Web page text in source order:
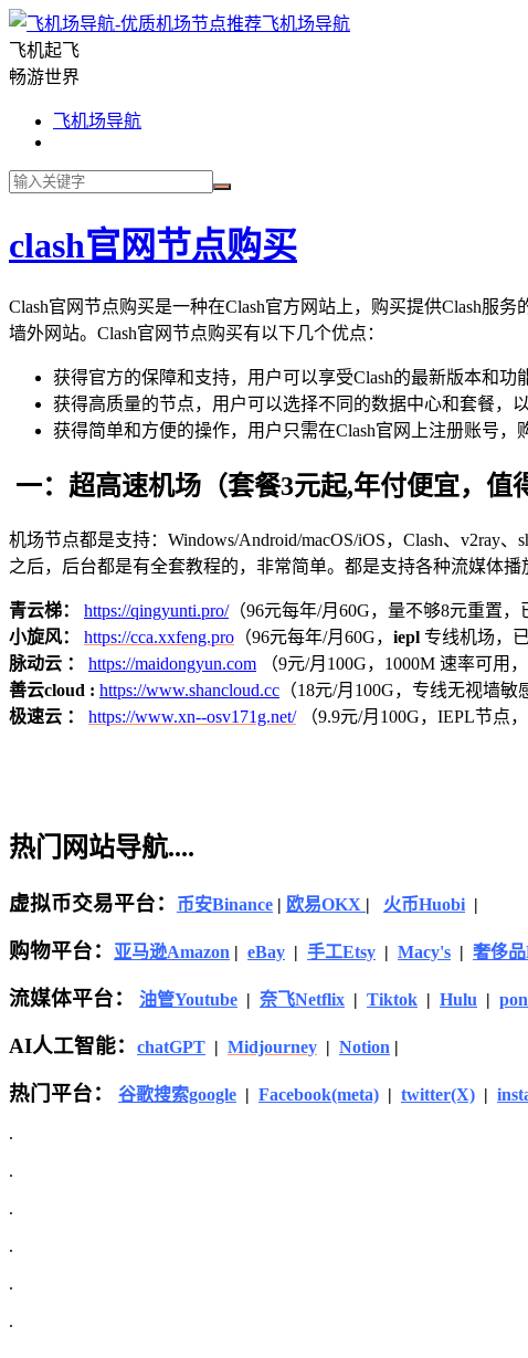
飞机场导航
飞机起飞
畅游世界
飞机场导航
clash官网节点购买
Clash官网节点购买是一种在Clash官方网站上，购买提供Clash服
墙外网站。Clash官网节点购买有以下几个优点：
获得官方的保障和支持，用户可以享受Clash的最新版本和功
获得高质量的节点，用户可以选择不同的数据中心和套餐，
获得简单和方便的操作，用户只需在Clash官网上注册账号
一：超高速机场（套餐3元起,年付便宜，值
机场节点都是支持：Windows/Android/macOS/iOS，Clash、v2ray、
之后，后台都是有全套教程的，非常简单。都是支持各种流媒体
青云梯： https://qingyunti.pro/（96元每年/月60G，量不够8元重置，
小旋风：
https://cca.xxfeng.pro （96元每年/月60G， iepl 专线机场，
脉动云 ：
https://maidongyun.com （9元/月100G，1000M 速率可用
善云cloud : https://www.shancloud.cc （18元/月100G，专线无视墙
极速云 ：
https://www.xn--osv171g.net/（9.9元/月100G，IEPL节点
热门网站导航....
虚拟币交易平台： 币安Binance | 欧易OKX | 火币Huobi |
购物平台： 亚马逊Amazon | eBay | 手工Etsy | Macy's | 奢侈
流媒体平台： 油管Youtube | 奈飞Netflix | Tiktok | Hulu |
AI人工智能： chatGPT | Midjourney | Notion |
热门平台： 谷歌搜索google | Facebook(meta) | twitter(X) |
.
.
.
.
.
.